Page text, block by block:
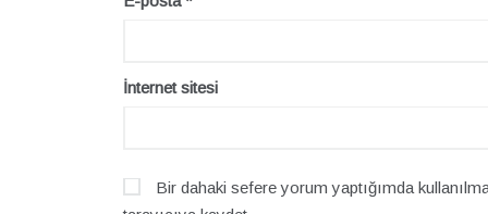
İnternet sitesi
Bir dahaki sefere yorum yaptığımda